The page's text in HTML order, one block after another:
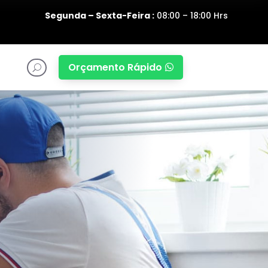
Segunda – Sexta-Feira :08:00 – 18:00 Hrs
U Orçamento Rápido 